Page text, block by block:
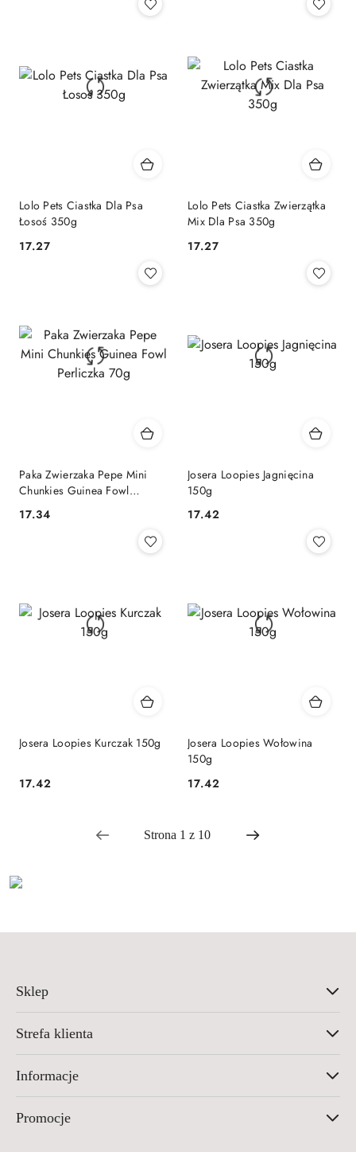
Lolo Pets Ciastka Dla Psa
Łosoś 350g
Cena:
17.27
Lolo Pets Ciastka Zwierzątka
Mix Dla Psa 350g
Cena:
17.27
Paka Zwierzaka Pepe Mini
Chunkies Guinea Fowl
Cena:
17.34
Josera Loopies Jagnięcina
150g
Cena:
17.42
Josera Loopies Kurczak 150g
Cena:
17.42
Josera Loopies Wołowina
150g
Cena:
17.42
Sklep
Strefa klienta
Informacje
Promocje